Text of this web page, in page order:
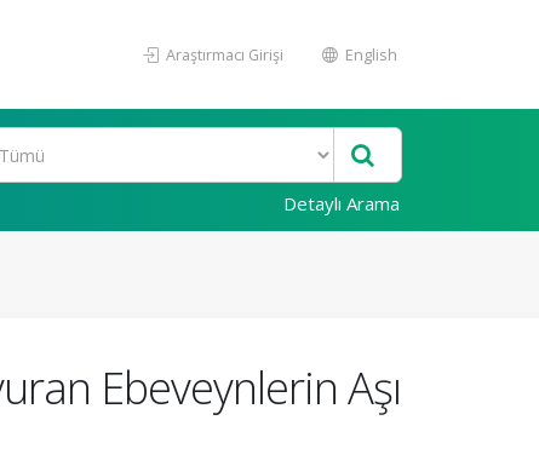
Araştırmacı Girişi English
Detaylı Arama
Ebeveynlerin Aşı